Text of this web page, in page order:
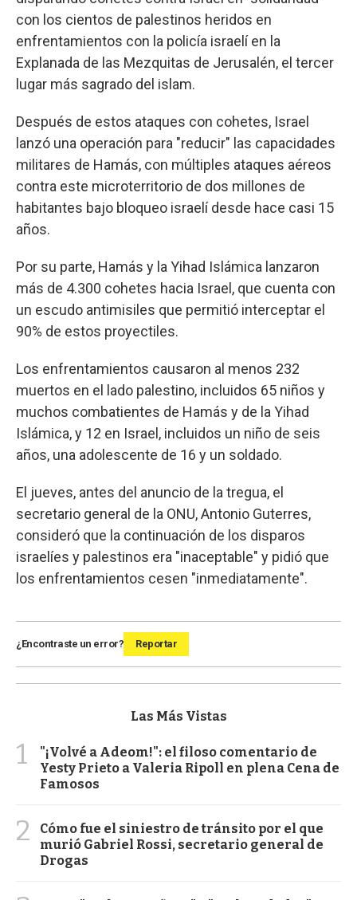
con los cientos de palestinos heridos en
enfrentamientos con la policía israelí en la
Explanada de las Mezquitas de Jerusalén, el tercer
lugar más sagrado del islam.
Después de estos ataques con cohetes, Israel
lanzó una operación para "reducir" las capacidades
militares de Hamás, con múltiples ataques aéreos
contra este microterritorio de dos millones de
habitantes bajo bloqueo israelí desde hace casi 15
años.
Por su parte, Hamás y la Yihad Islámica lanzaron
más de 4.300 cohetes hacia Israel, que cuenta con
un escudo antimisiles que permitió interceptar el
90% de estos proyectiles.
Los enfrentamientos causaron al menos 232
muertos en el lado palestino, incluidos 65 niños y
muchos combatientes de Hamás y de la Yihad
Islámica, y 12 en Israel, incluidos un niño de seis
años, una adolescente de 16 y un soldado.
El jueves, antes del anuncio de la tregua, el
secretario general de la ONU, Antonio Guterres,
consideró que la continuación de los disparos
israelíes y palestinos era "inaceptable" y pidió que
los enfrentamientos cesen "inmediatamente".
¿Encontraste un error? Reportar
Las Más Vistas
1
"¡Volvé a Adeom!": el filoso comentario de
Yesty Prieto a Valeria Ripoll en plena Cena de
Famosos
2
Cómo fue el siniestro de tránsito por el que
murió Gabriel Rossi, secretario general de
Drogas